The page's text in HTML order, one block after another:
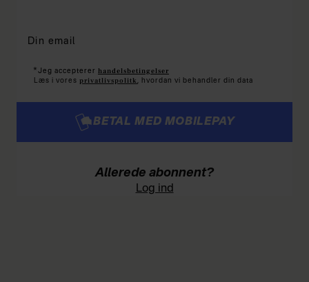
* Jeg accepterer handelsbetingelser
Læs i vores privatlivspolitk , hvordan vi behandler din data
BETAL MED MOBILEPAY
Allerede abonnent?
Log ind